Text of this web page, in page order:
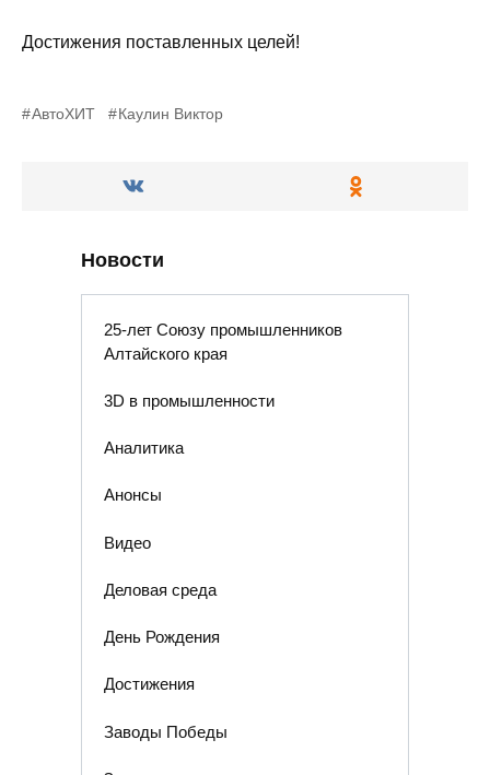
Достижения поставленных целей!
АвтоХИТ Каулин Виктор
Новости
25-лет Союзу промышленников
Алтайского края
3D в промышленности
Аналитика
Анонсы
Видео
Деловая среда
День Рождения
Достижения
Заводы Победы